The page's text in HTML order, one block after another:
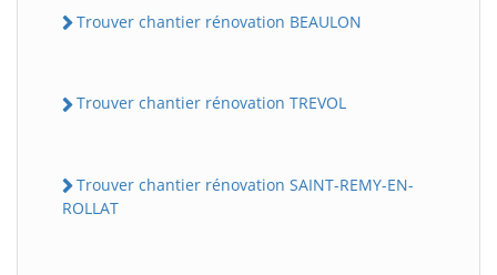
Trouver chantier rénovation BEAULON
Trouver chantier rénovation TREVOL
Trouver chantier rénovation SAINT-REMY-EN-
ROLLAT